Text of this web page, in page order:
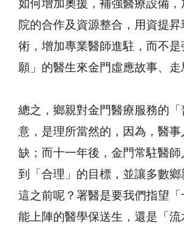
如何增加奧援，補強醫療設備，
院的合作及資源整合，用資提
術，增加專業醫師進駐，而不是
願」的醫生來金門虛應故事、走
總之，鄉親對金門醫療服務的「
意，是理所當然的，因為，醫事
缺；而十一年後，金門常駐醫師
到「合理」的目標，並讓多數鄉
這之前呢？署醫是要我們指望
能上陣的醫學保送生，還是「流